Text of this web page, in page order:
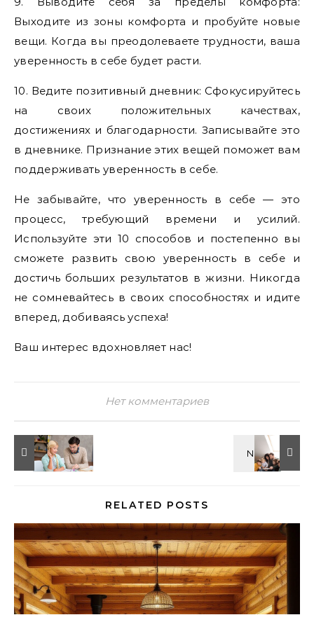
Выходите из зоны комфорта и пробуйте новые
вещи. Когда вы преодолеваете трудности, ваша
уверенность в себе будет расти.
10. Ведите позитивный дневник: Сфокусируйтесь
на своих положительных качествах,
достижениях и благодарности. Записывайте это
в дневнике. Признание этих вещей поможет вам
поддерживать уверенность в себе.
Не забывайте, что уверенность в себе — это
процесс, требующий времени и усилий.
Используйте эти 10 способов и постепенно вы
сможете развить свою уверенность в себе и
достичь больших результатов в жизни. Никогда
не сомневайтесь в своих способностях и идите
вперед, добиваясь успеха!
Ваш интерес вдохновляет нас!
Нет комментариев
RELATED POSTS